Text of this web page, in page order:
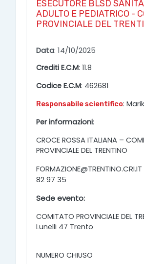
ESECUTORE BLSD
ADULTO E PEDIATRICO -
PROVINCIALE DEL
Data: 14/10/2025
Crediti E.C.M: 11.8
Codice E.C.M: 462681
Responsabile scientifico:
Per informazioni:
CROCE ROSSA ITALIANA –
PROVINCIALE DEL TRENTINO
82 97 35
Sede evento:
COMITATO PROVINCIALE DEL
Lunelli 47 Trento
NUMERO CHIUSO